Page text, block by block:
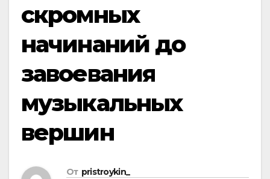
скромных
начинаний до
завоевания
музыкальных
вершин
От pristroykin_